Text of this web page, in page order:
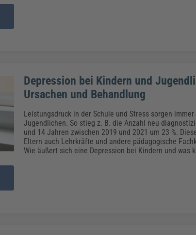
Depression bei Kindern und
Ursachen und Behandlung
Leistungsdruck in der Schule und Stress sorgen
Jugendlichen. So stieg z. B. die Anzahl neu
und 14 Jahren zwischen 2019 und 2021 um 23 %.
Eltern auch Lehrkräfte und andere pädagogische
Wie äußert sich eine Depression bei Kindern und was